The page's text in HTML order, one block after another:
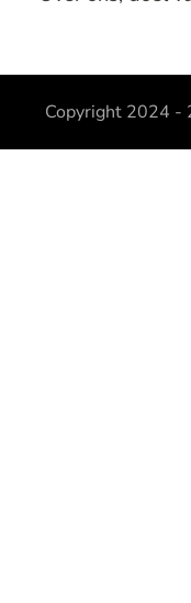
Copyright 2024 -